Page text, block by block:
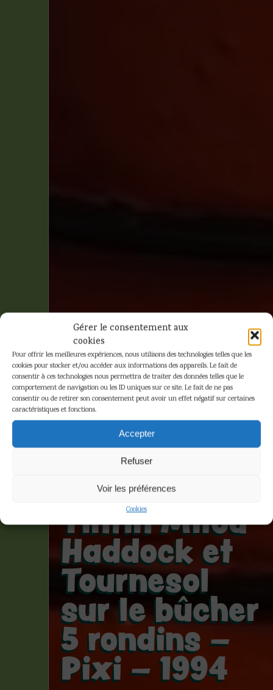
Gérer le consentement aux
cookies
Pour offrir les meilleures expériences, nous utilisons des technologies telles que les
cookies pour stocker et/ou accéder aux informations des appareils. Le fait de
consentir à ces technologies nous permettra de traiter des données telles que le
comportement de navigation ou les ID uniques sur ce site. Le fait de ne pas
consentir ou de retirer son consentement peut avoir un effet négatif sur certaines
caractéristiques et fonctions.
Accepter
Refuser
Voir les préférences
Cookies
Hergé – Le
temple du
Soleil –
Tintin Milou
Haddock et
Tournesol
sur le bûcher
5 rondins –
Pixi – 1994